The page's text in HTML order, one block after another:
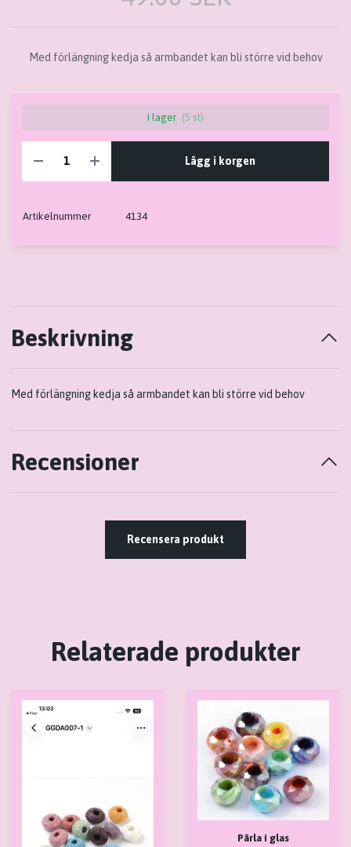
Med förlängning kedja så armbandet kan bli större vid behov
I lager (5 st)
Lägg i korgen
Artikelnummer 4134
Beskrivning
Med förlängning kedja så armbandet kan bli större vid behov
Recensioner
Recensera produkt
Relaterade produkter
Pärla i glas